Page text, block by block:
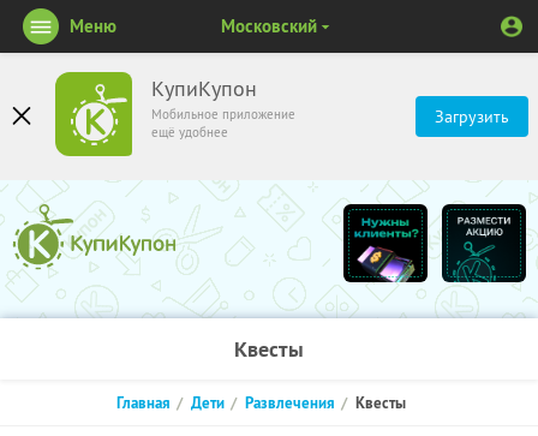
КупиКупон
Мобильное приложение
ещё удобнее
Загрузить
Меню Московский
Квесты
Главная Дети Развлечения Квесты